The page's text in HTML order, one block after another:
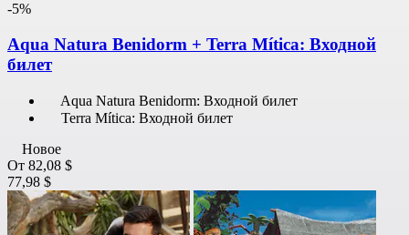
-5%
Aqua Natura Benidorm + Terra Mítica: Входной
билет
Aqua Natura Benidorm: Входной билет
Terra Mítica: Входной билет
Новое
От 82,08 $
77,98 $